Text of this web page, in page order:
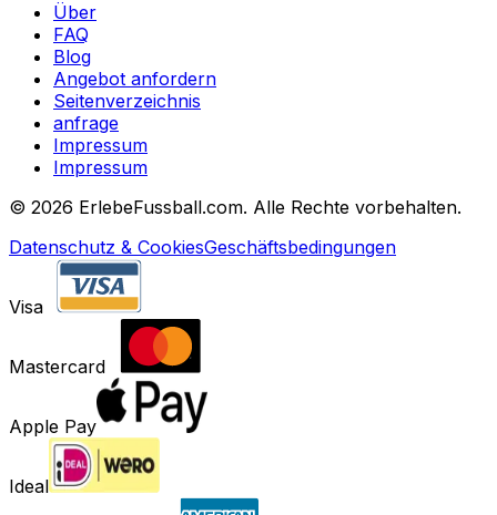
Über
FAQ
Blog
Angebot anfordern
Seitenverzeichnis
anfrage
Impressum
Impressum
© 2026 ErlebeFussball.com. Alle Rechte vorbehalten.
Datenschutz & CookiesGeschäftsbedingungen
Visa
Mastercard
Apple Pay
Ideal